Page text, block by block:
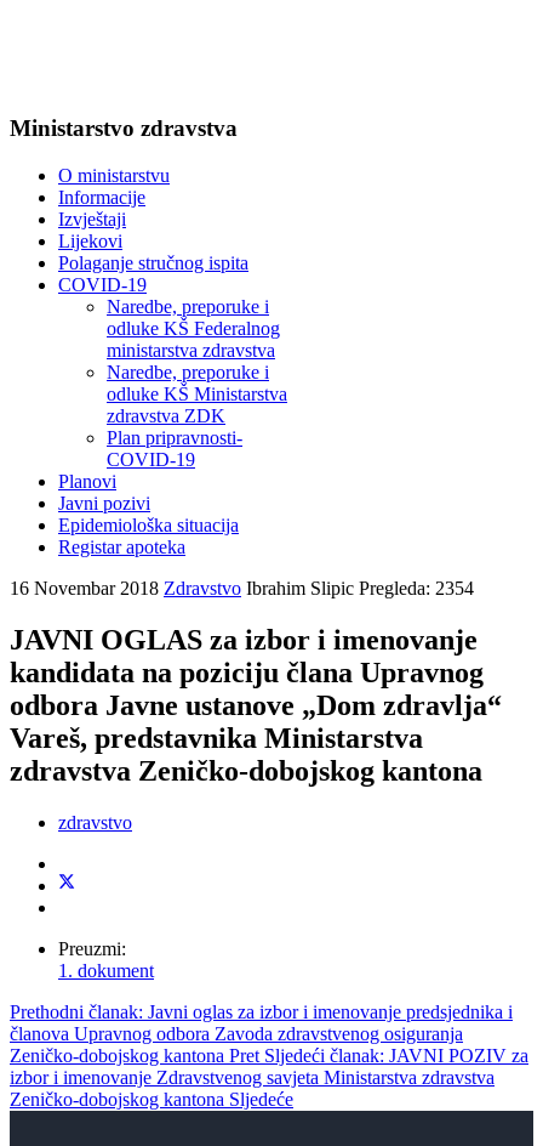
Ministarstvo zdravstva
O ministarstvu
Informacije
Izvještaji
Lijekovi
Polaganje stručnog ispita
COVID-19
Naredbe, preporuke i
odluke KŠ Federalnog
ministarstva zdravstva
Naredbe, preporuke i
odluke KŠ Ministarstva
zdravstva ZDK
Plan pripravnosti-
COVID-19
Planovi
Javni pozivi
Epidemiološka situacija
Registar apoteka
16 Novembar 2018 Zdravstvo Ibrahim Slipic Pregleda: 2354
JAVNI OGLAS za izbor i imenovanje
kandidata na poziciju člana Upravnog
odbora Javne ustanove „Dom zdravlja“
Vareš, predstavnika Ministarstva
zdravstva Zeničko-dobojskog kantona
zdravstvo
Preuzmi:
1. dokument
Prethodni članak: Javni oglas za izbor i imenovanje predsjednika i
članova Upravnog odbora Zavoda zdravstvenog osiguranja
Zeničko-dobojskog kantona Pret Sljedeći članak: JAVNI POZIV za
izbor i imenovanje Zdravstvenog savjeta Ministarstva zdravstva
Zeničko-dobojskog kantona Sljedeće